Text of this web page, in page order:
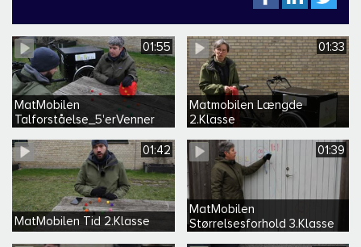
01:55
MatMobilen
Talforståelse_5'erVenner
01:33
Matmobilen Længde
2.Klasse
01:42
MatMobilen Tid 2.Klasse
01:39
MatMobilen
Størrelsesforhold 3.Klasse